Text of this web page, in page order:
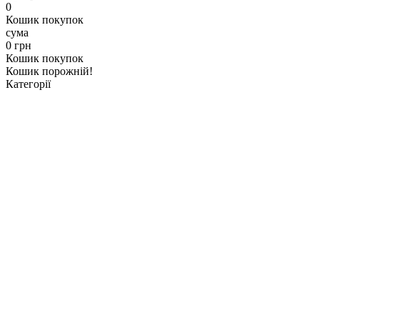
0
Кошик покупок
сума
0 грн
Кошик покупок
Кошик порожній!
Категорії